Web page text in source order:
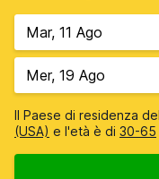
Il Paese di residenza
(USA) e l'età è di 30-65